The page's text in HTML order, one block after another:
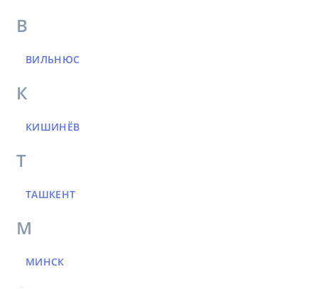
В
ВИЛЬНЮС
К
КИШИНЁВ
Т
ТАШКЕНТ
М
МИНСК